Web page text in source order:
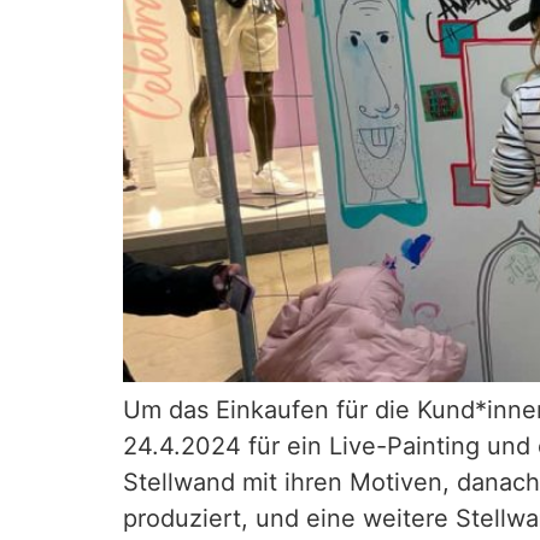
Um das Einkaufen für die
24.4.2024 für ein Live-Painting
Stellwand mit ihren Motiven,
produziert, und eine weitere